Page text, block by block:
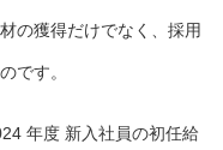
の獲得だけでなく、採用
です。
年度 新入社員の初任給